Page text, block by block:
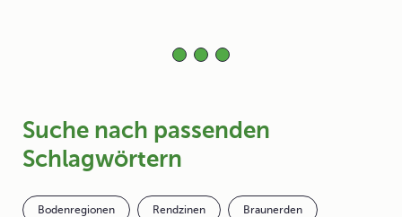
Suche nach passenden
Schlagwörtern
Bodenregionen Rendzinen Braunerden